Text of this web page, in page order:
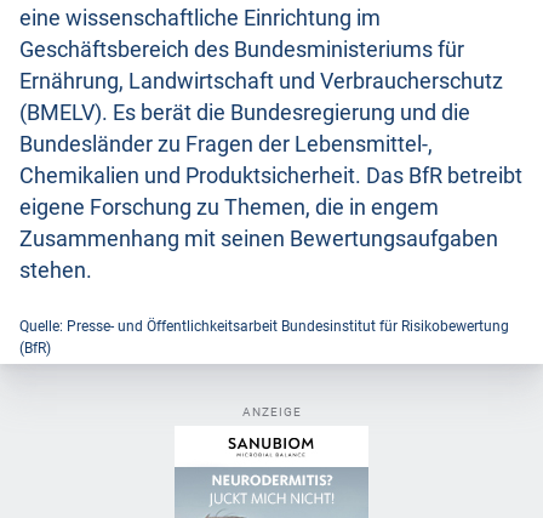
eine wissenschaftliche Einrichtung im
Geschäftsbereich des Bundesministeriums für
Ernährung, Landwirtschaft und Verbraucherschutz
(BMELV). Es berät die Bundesregierung und die
Bundesländer zu Fragen der Lebensmittel-,
Chemikalien und Produktsicherheit. Das BfR betreibt
eigene Forschung zu Themen, die in engem
Zusammenhang mit seinen Bewertungsaufgaben
stehen.
Quelle: Presse- und Öffentlichkeitsarbeit Bundesinstitut für Risikobewertung
(BfR)
ANZEIGE